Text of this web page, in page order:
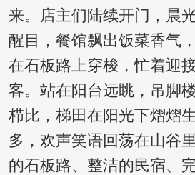
来。店主们陆续开门，晨
醒目，餐馆飘出饭菜香气
在石板路上穿梭，忙着迎
客。站在阳台远眺，吊脚
栉比，梯田在阳光下熠熠
多，欢声笑语回荡在山谷
的石板路、整洁的民宿、